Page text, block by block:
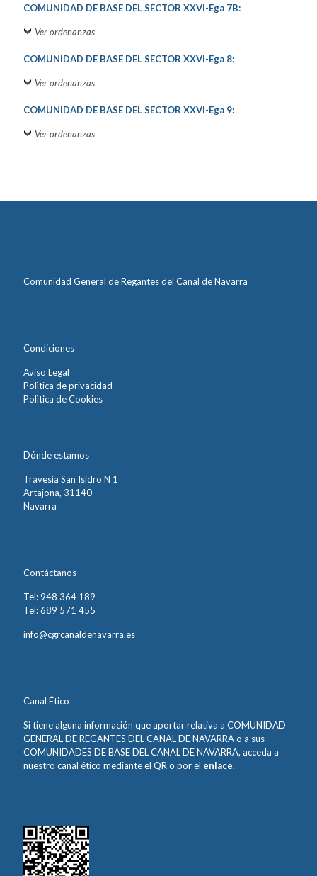
COMUNIDAD DE BASE DEL SECTOR XXVI-Ega 7B:
Ver ordenanzas
COMUNIDAD DE BASE DEL SECTOR XXVI-Ega 8:
Ver ordenanzas
COMUNIDAD DE BASE DEL SECTOR XXVI-Ega 9:
Ver ordenanzas
Comunidad General de Regantes del Canal de Navarra
Condiciones
Aviso Legal
Polìtica de privacidad
Polìtica de Cookies
Dónde estamos
Travesía San Isidro N 1
Artajona, 31140
Navarra
Contáctanos
Tel: 948 364 189
Tel: 689 571 455
info@cgrcanaldenavarra.es
Canal Ético
Si tiene alguna información que aportar relativa a COMUNIDAD
GENERAL DE REGANTES DEL CANAL DE NAVARRA o a sus
COMUNIDADES DE BASE DEL CANAL DE NAVARRA, acceda a
nuestro canal ético mediante el QR o por el enlace.